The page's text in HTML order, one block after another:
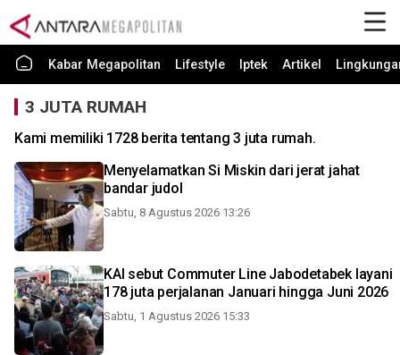
Kabar Megapolitan Lifestyle Iptek Artikel
3 JUTA RUMAH
Kami memiliki 1728 berita tentang 3 juta rumah.
Menyelamatkan Si Miskin dari jerat jahat
bandar judol
Sabtu, 8 Agustus 2026 13:26
KAI sebut Commuter Line Jabodetabek layani
178 juta perjalanan Januari hingga Juni 2026
Sabtu, 1 Agustus 2026 15:33